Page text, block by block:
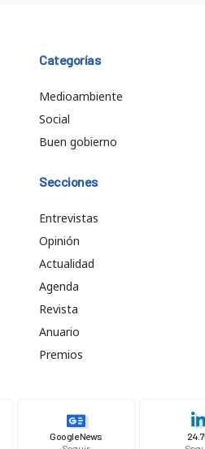
Categorías
Medioambiente
Social
Buen gobierno
Secciones
Entrevistas
Opinión
Actualidad
Agenda
Revista
Anuario
Premios
Google News